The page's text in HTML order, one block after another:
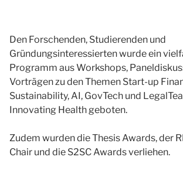
Den Forschenden, Studierenden und
Gründungsinteressierten wurde ein
Programm aus Workshops,
Vorträgen zu den Themen Start-up
Sustainability, AI, GovTech und
Innovating Health geboten.
Zudem wurden die Thesis Awards, der
Chair und die S2SC Awards verliehen.